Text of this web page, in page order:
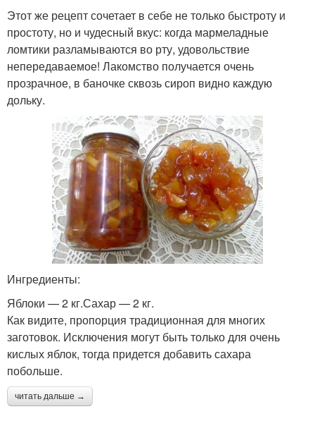
Этот же рецепт сочетает в себе не только быстроту и
простоту, но и чудесный вкус: когда мармеладные
ломтики разламываются во рту, удовольствие
непередаваемое! Лакомство получается очень
прозрачное, в баночке сквозь сироп видно каждую
дольку.
Ингредиенты:
Яблоки — 2 кг.Сахар — 2 кг.
Как видите, пропорция традиционная для многих
заготовок. Исключения могут быть только для очень
кислых яблок, тогда придется добавить сахара
побольше.
читать дальше →